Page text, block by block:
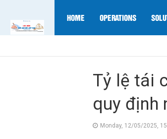
HOME OPERATIONS
Tỷ lệ tái
quy định
Monday, 12/05/2025,